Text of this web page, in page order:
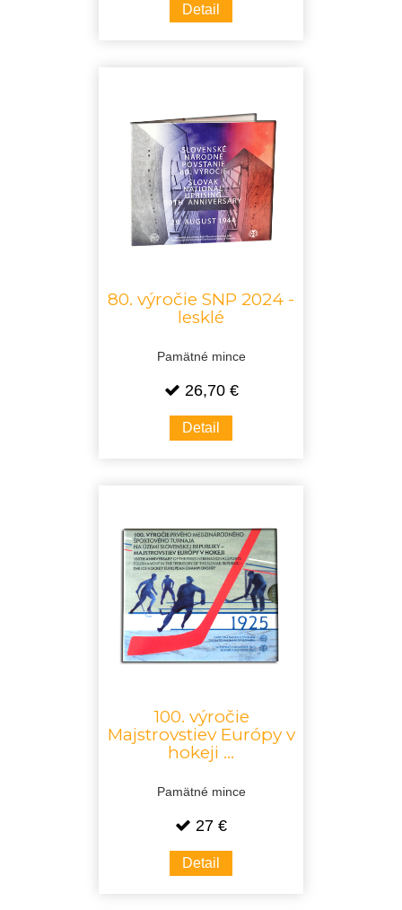
Detail
80. výročie SNP 2024 -
lesklé
Pamätné mince
26,70 €
Detail
100. výročie
Majstrovstiev Európy v
hokeji ...
Pamätné mince
27 €
Detail